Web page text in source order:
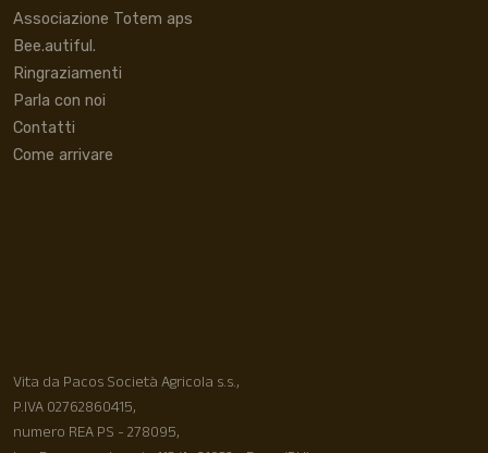
Associazione Totem aps
Bee.autiful.
Ringraziamenti
Parla con noi
Contatti
Come arrivare
Vita da Pacos Società Agricola s.s.,
P.IVA 02762860415,
numero REA PS - 278095,